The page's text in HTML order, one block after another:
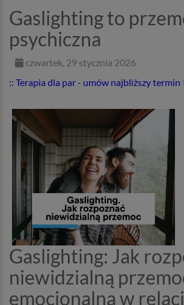
Gaslighting to
psychiczna
czwartek, 29 stycznia 2026
:: Terapia dla par - umów najbliższy termin
Gaslighting: Jak
niewidzialną
emocjonalną w